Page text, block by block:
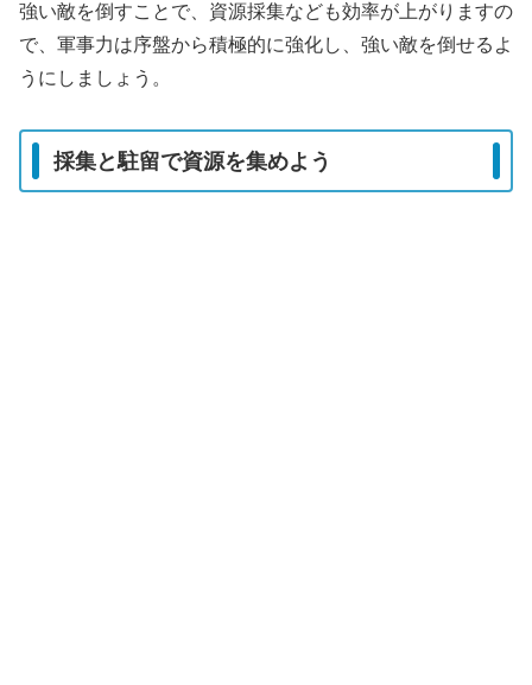
強い敵を倒すことで、資源採集なども効率が上がりますの
で、軍事力は序盤から積極的に強化し、強い敵を倒せるよ
うにしましょう。
採集と駐留で資源を集めよう